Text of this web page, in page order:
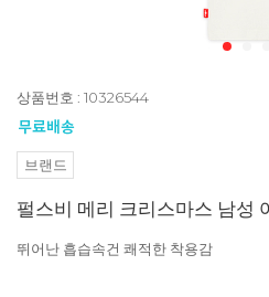
상품번호 : 10326544
브랜드
펄스비 메리 크리스마스 남성
뛰어난 흡습속건 쾌적한 착용감